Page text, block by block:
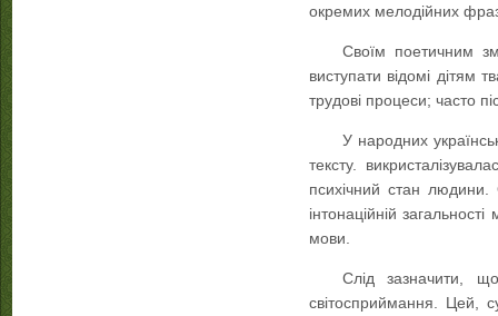
окремих мелодійних
Своїм поетичним
виступати відомі дітям
трудові процеси; часто
У народних
тексту.
психічний стан людини.
інтонаційній
мови.
Слід зазначити,
світосприймання. Цей,